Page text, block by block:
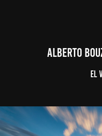
ALBERTO
EL